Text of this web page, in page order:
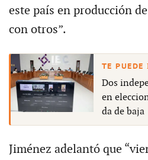
este país en producción
con otros”.
Dos
en
da de baja
Jiménez adelantó que